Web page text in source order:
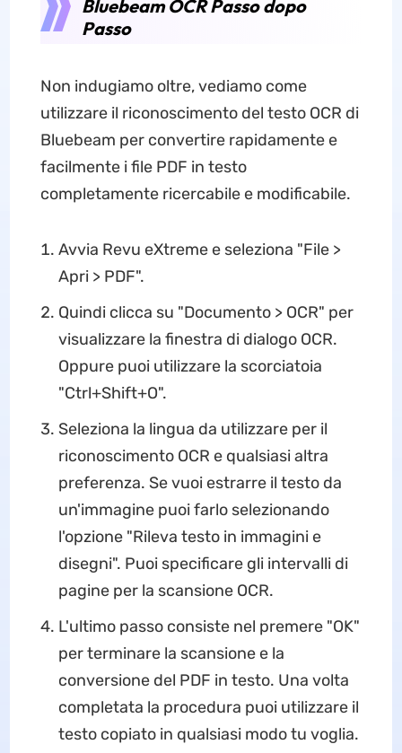
Bluebeam OCR Passo dopo
Passo
Non indugiamo oltre, vediamo come
utilizzare il riconoscimento del testo OCR di
Bluebeam per convertire rapidamente e
facilmente i file PDF in testo
completamente ricercabile e modificabile.
Avvia Revu eXtreme e seleziona "File >
Apri > PDF".
Quindi clicca su "Documento > OCR" per
visualizzare la finestra di dialogo OCR.
Oppure puoi utilizzare la scorciatoia
"Ctrl+Shift+O".
Seleziona la lingua da utilizzare per il
riconoscimento OCR e qualsiasi altra
preferenza. Se vuoi estrarre il testo da
un'immagine puoi farlo selezionando
l'opzione "Rileva testo in immagini e
disegni". Puoi specificare gli intervalli di
pagine per la scansione OCR.
L'ultimo passo consiste nel premere "OK"
per terminare la scansione e la
conversione del PDF in testo. Una volta
completata la procedura puoi utilizzare il
testo copiato in qualsiasi modo tu voglia.